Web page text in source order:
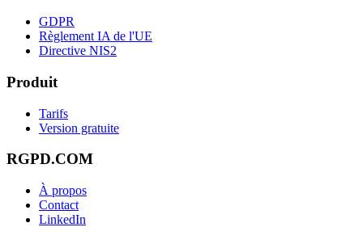
GDPR
Règlement IA de l'UE
Directive NIS2
Produit
Tarifs
Version gratuite
RGPD.COM
À propos
Contact
LinkedIn